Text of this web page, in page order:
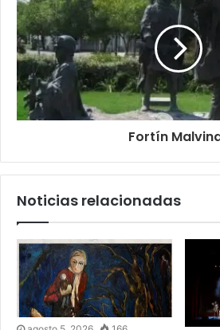
Fortín
Noticias relacionadas